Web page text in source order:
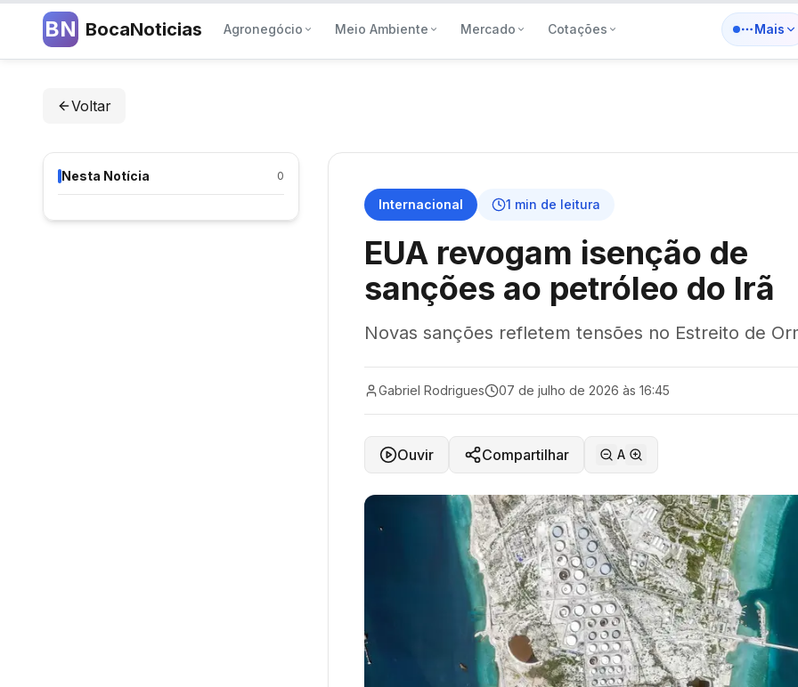
BN BocaNoticias Agronegócio Meio Ambiente Mercado Cotações Mais
Voltar
Nesta Notícia 0
Internacional 1 min de leitura
EUA revogam isenção de
sanções ao petróleo do Irã
Novas sanções refletem tensões no Estreito de
Gabriel Rodrigues 07 de julho de 2026 às 16:45
Ouvir Compartilhar A